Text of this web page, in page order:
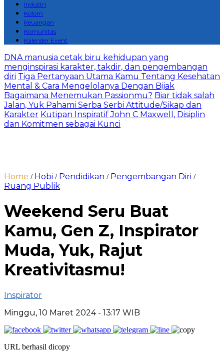
Industri
Kolom
Keuangan
Komunitas
Kalender Event
DNA manusia cetak biru kehidupan yang
menginspirasi karakter, takdir, dan pengembangan
diri Tiga Pertanyaan Utama Kamu Tentang Kesehatan
Mental & Cara Mengelolanya Dengan Bijak
Bagaimana Menemukan Passionmu? Biar tidak salah
Jalan, Yuk Pahami Serba Serbi Attitude/Sikap dan
Karakter Kutipan Inspiratif John C Maxwell, Disiplin
dan Komitmen sebagai Kunci
Home / Hobi / Pendidikan / Pengembangan Diri /
Ruang Publik
Weekend Seru Buat
Kamu, Gen Z, Inspirator
Muda, Yuk, Rajut
Kreativitasmu!
Inspirator
Minggu, 10 Maret 2024 - 13:17 WIB
URL berhasil dicopy